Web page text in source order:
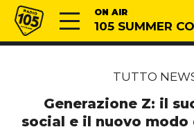
Vai al contenuto
Radio 105 ON AIR
105 SUMMER
TUTTO
Generazione Z: il
social e il nuovo